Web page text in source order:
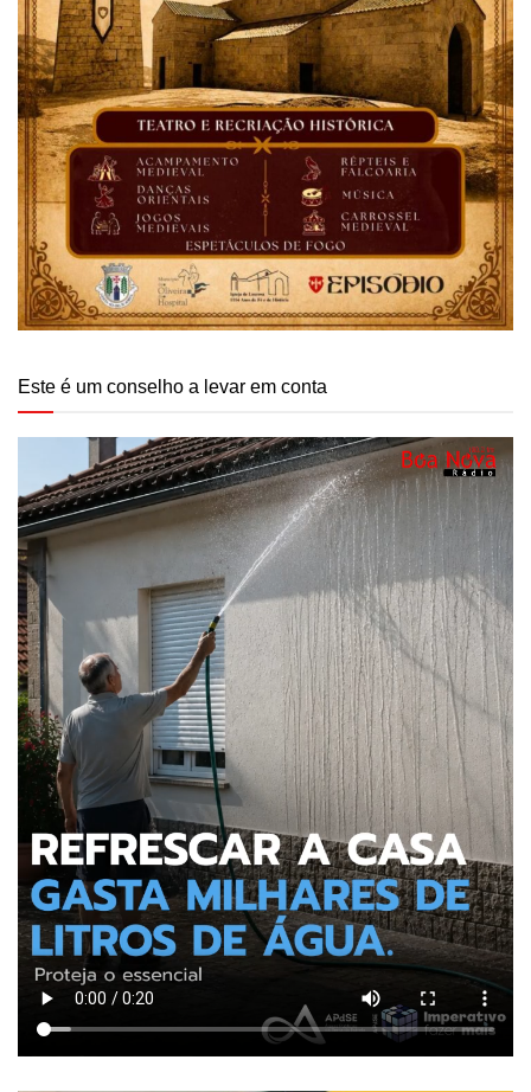
Este é um conselho a levar em conta